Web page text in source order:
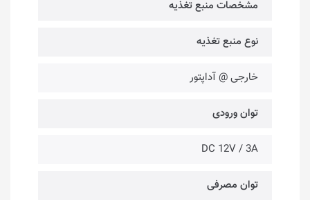
مشخصات منبع تغذیه
نوع منبع تغذیه
خارجی @ آداپتور
توان ورودی
DC 12V / 3A
توان مصرفی